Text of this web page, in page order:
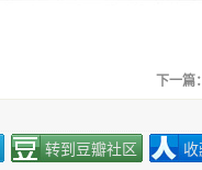
下一篇
转到豆瓣社区